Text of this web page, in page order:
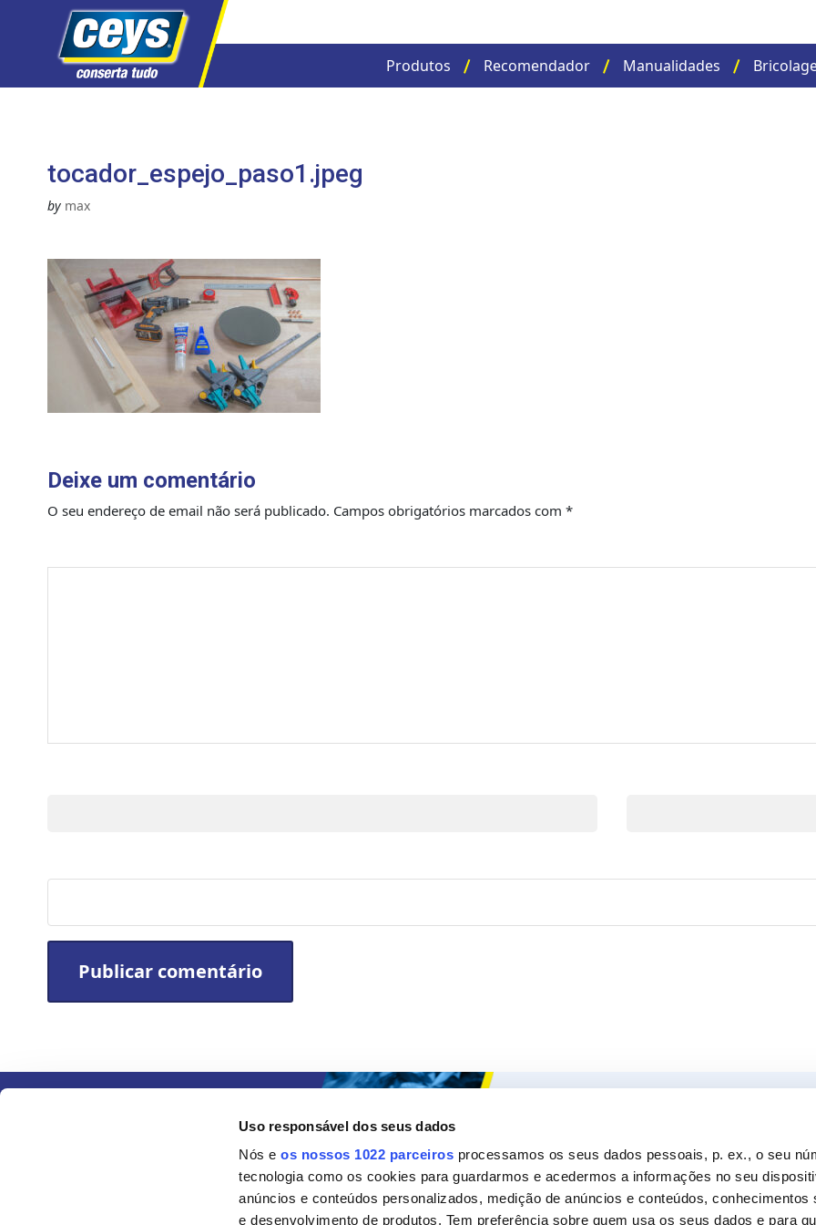
Uso responsável dos seus dados
Nós eos nossos 1022 parceiros processamos os seus dados pessoais, p. ex., o seu
tecnologia como os cookies para guardarmos e acedermos a informações no seu
anúncios e conteúdos personalizados, medição de anúncios e conteúdos, conhecimentos
e desenvolvimento de produtos. Tem preferência sobre quem usa os seus dados e para
Produtos Recomendador Manualidades
tocador_espejo_paso1.jpeg
by max
Deixe um comentário
O seu endereço de email não será publicado. Campos obrigatórios marcados com *
Sobre a Ceys
Manualidades
Bricolage